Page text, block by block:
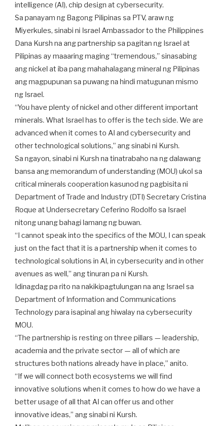
intelligence (AI), chip design at cybersecurity.
Sa panayam ng Bagong Pilipinas sa PTV, araw ng
Miyerkules, sinabi ni Israel Ambassador to the Philippines
Dana Kursh na ang partnership sa pagitan ng Israel at
Pilipinas ay maaaring maging “tremendous,” sinasabing
ang nickel at iba pang mahahalagang mineral ng Pilipinas
ang magpupunan sa puwang na hindi matugunan mismo
ng Israel.
“You have plenty of nickel and other different important
minerals. What Israel has to offer is the tech side. We are
advanced when it comes to AI and cybersecurity and
other technological solutions,” ang sinabi ni Kursh.
Sa ngayon, sinabi ni Kursh na tinatrabaho na ng dalawang
bansa ang memorandum of understanding (MOU) ukol sa
critical minerals cooperation kasunod ng pagbisita ni
Department of Trade and Industry (DTI) Secretary Cristina
Roque at Undersecretary Ceferino Rodolfo sa Israel
nitong unang bahagi lamang ng buwan.
“I cannot speak into the specifics of the MOU, I can speak
just on the fact that it is a partnership when it comes to
technological solutions in AI, in cybersecurity and in other
avenues as well,” ang tinuran pa ni Kursh.
Idinagdag pa rito na nakikipagtulungan na ang Israel sa
Department of Information and Communications
Technology para isapinal ang hiwalay na cybersecurity
MOU.
“The partnership is resting on three pillars — leadership,
academia and the private sector — all of which are
structures both nations already have in place,” anito.
“If we will connect both ecosystems we will find
innovative solutions when it comes to how do we have a
better usage of all that AI can offer us and other
innovative ideas,” ang sinabi ni Kursh.